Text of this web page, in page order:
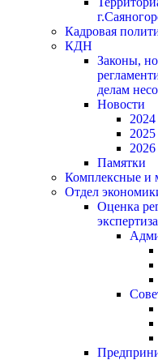
Кадровая
КДН
Законы,
делам
Новости
2024
2025
2026
Памятки
Комплексные и
Отдел
Оценка